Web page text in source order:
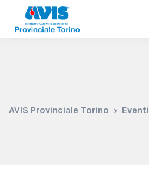
AVIS Provinciale Torino Eventi